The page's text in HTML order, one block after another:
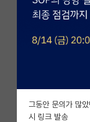
전체글보기
베스트 게시판
자유 게시판(아
미국 유학 게시판
그동안 문의가 많
시 링크 발송